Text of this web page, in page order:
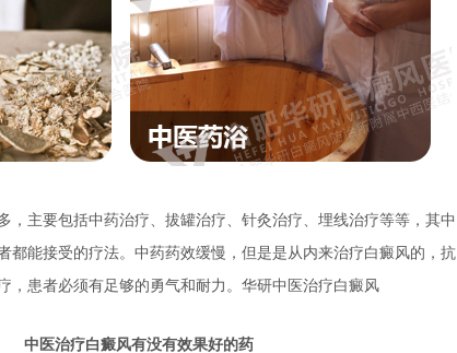
主要包括中药治疗、拔罐治疗、针灸治疗、埋线治疗等等，其中
都能接受的疗法。中药药效缓慢，但是是从内来治疗白癜风的，抗
，患者必须有足够的勇气和耐力。 华研中医治疗白癜风
中医治疗白癜风有没有效果好的药